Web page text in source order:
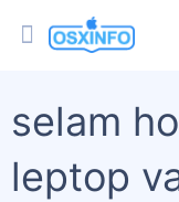
selam
leptop